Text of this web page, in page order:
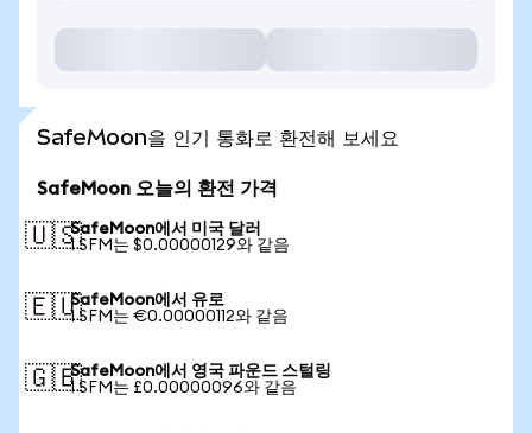
SafeMoon을 인기 통화로 환전해 보세요
SafeMoon 오늘의 환전 가격
🇺🇸SafeMoon에서 미국 달러
1 SFM는 $0.00000129와 같음
🇪🇺SafeMoon에서 유로
1 SFM는 €0.00000112와 같음
🇬🇧SafeMoon에서 영국 파운드 스털링
1 SFM는 £0.00000096와 같음